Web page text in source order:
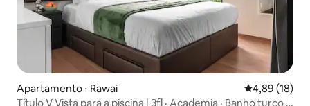
Apartamento ⋅ Rawai 4,89 de uma
4,89 (18)
Título V Vista para a piscina | 3fl · Academia · Banho turco ·